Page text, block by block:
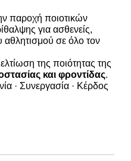
παροχή ποιοτικών
για ασθενείς,
αθλητισμού σε όλο τον
της ποιότητας της
και φροντίδας.
· Συνεργασία · Κέρδος